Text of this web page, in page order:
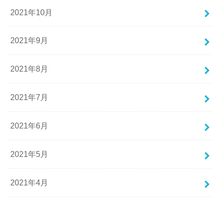
2021年10月
2021年9月
2021年8月
2021年7月
2021年6月
2021年5月
2021年4月